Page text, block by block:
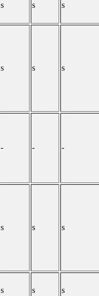
s s s
s s s
- - -
s s s
s s s